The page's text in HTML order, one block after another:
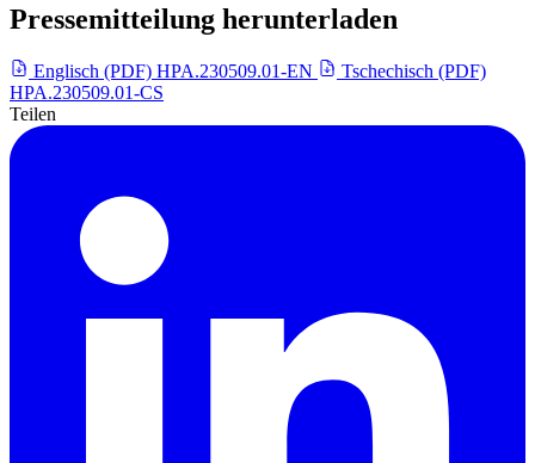
Pressemitteilung herunterladen
Englisch (PDF) HPA.230509.01-EN
Tschechisch (PDF)
HPA.230509.01-CS
Teilen